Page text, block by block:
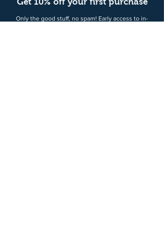
Only the good stuff, no spam! Early access to in-